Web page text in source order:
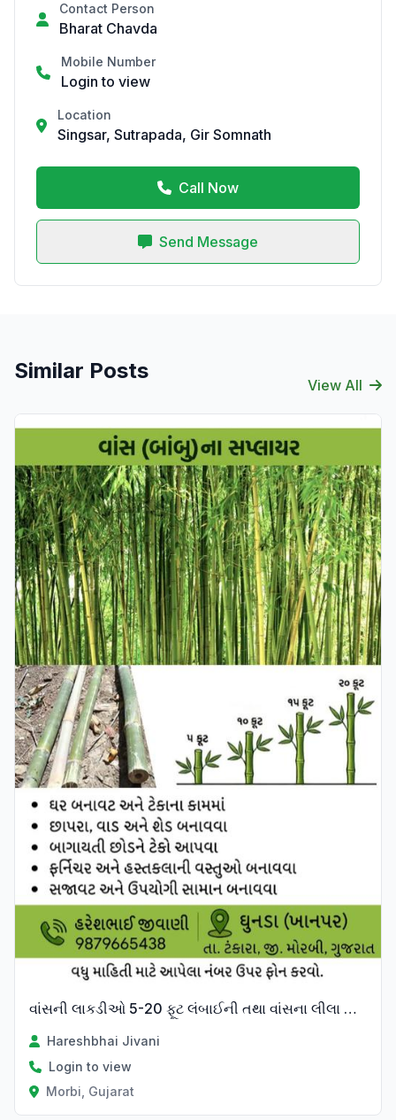
Contact Person
Bharat Chavda
Mobile Number
Login to view
Location
Singsar, Sutrapada, Gir Somnath
Call Now
Send Message
Similar Posts
View All
વાંસની લાકડીઓ 5-20 ફૂટ લંબાઈની તથા વાંસના લીલા પાન વેચવાના છે
Hareshbhai Jivani
Login to view
Morbi, Gujarat